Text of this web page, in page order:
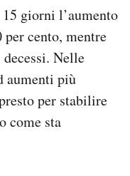
giorni l’aumento
cento, mentre
Nelle
aumenti più
per stabilire
come sta